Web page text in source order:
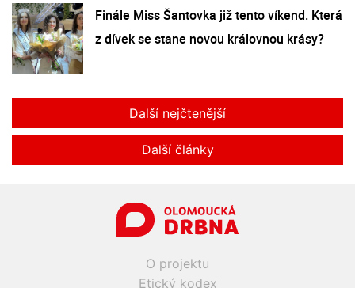
Finále Miss Šantovka již tento víkend. Která
z dívek se stane novou královnou krásy?
Další nejčtenější
Další články
O projektu
Etický kodex